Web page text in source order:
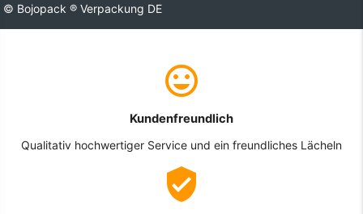
© Bojopack ® Verpackung DE
Kundenfreundlich
Qualitativ hochwertiger Service und ein freundliches Lächeln